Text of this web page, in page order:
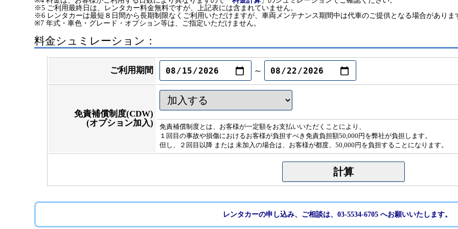
※5 ご利用最終日は、レンタカー料金無料ですが、上記表には含まれていません。
※6 レンタカーは最短８日間から長期制限なくご利用いただけますが、車両メンテナンス期間中は代車のご提供となる場合がありま
※7 年式・車色・グレード・オプション等は、ご指定いただけません。
料金シュミレーション：
ご利用期間 ～
免責補償制度(CDW)
(オプション加入)
免責補償制度とは、お客様が一定額をお支払いいただくことにより、
１回目の事故や損傷におけるお客様が負担すべき免責負担額50,000円を弊社が負担します。
但し、２回目以降 または 未加入の場合は、お客様が都度、50,000円を負担することになります。
レンタカーの申し込み、ご相談は、03-5534-6705 へお願いいたします。